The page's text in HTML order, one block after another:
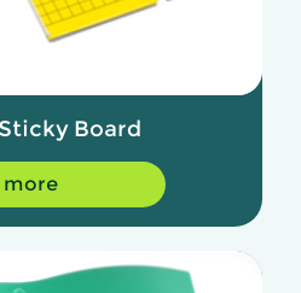
Board
more